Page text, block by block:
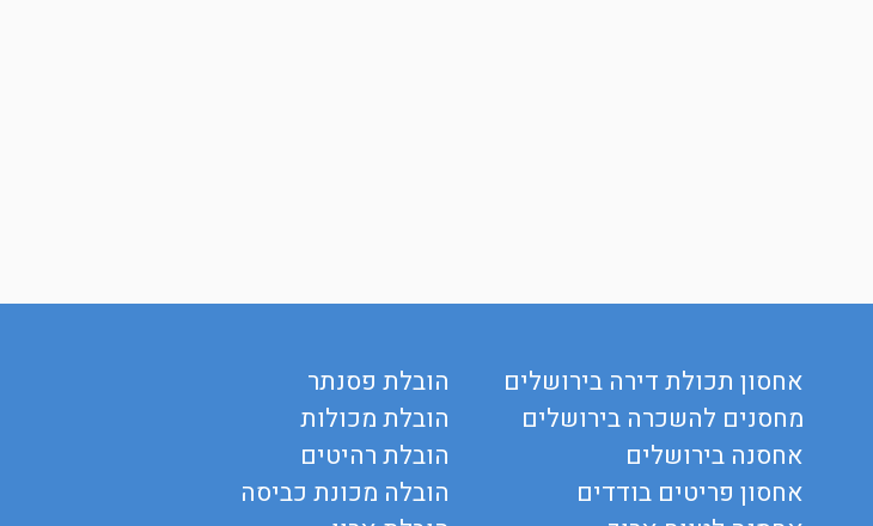
אחסון תכולת דירה בירושלים
מחסנים להשכרה בירושלים
אחסנה בירושלים
אחסון פריטים בודדים
הובלת פסנתר
הובלת מכולות
הובלת רהיטים
הובלה מכונת כביסה